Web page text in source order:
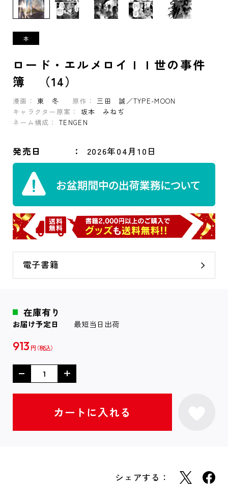
ロード・エルメロイＩＩ世の事件
簿 （14）
漫画： 東 冬 原作：
三田 誠／TYPE-MOON
キャラクター原案：
坂本 みねぢ
ネーム構成：
TENGEN
発売日 2026年04月10日
電子書籍
在庫有り
お届け予定日 最短当日出荷
913 円
シェアする：